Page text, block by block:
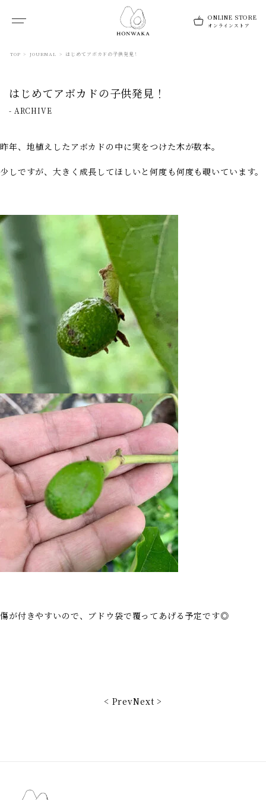
TOP > JOURNAL > はじめてアボカドの子供発見！
はじめてアボカドの子供発見！
- ARCHIVE
昨年、地植えしたアボカドの中に実をつけた木が数本。
少しですが、大きく成長してほしいと何度も何度も覗いています。
傷が付きやすいので、ブドウ袋で覆ってあげる予定です◎
< PrevNext >